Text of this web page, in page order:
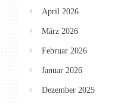
April 2026
März 2026
Februar 2026
Januar 2026
Dezember 2025